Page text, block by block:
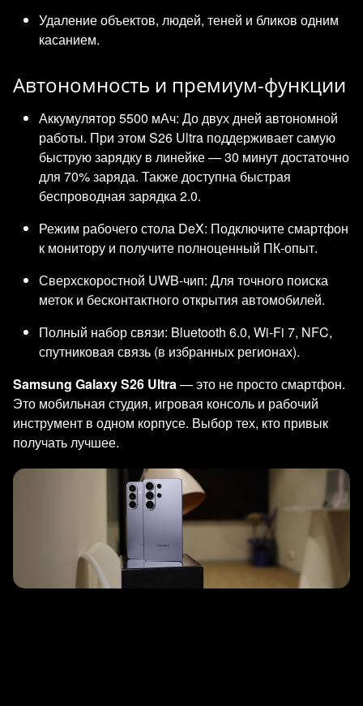
Удаление объектов, людей, теней и бликов одним
касанием.
Автономность и премиум-функции
Аккумулятор 5500 мАч: До двух дней автономной
работы. При этом S26 Ultra поддерживает самую
быструю зарядку в линейке — 30 минут достаточно
для 70% заряда. Также доступна быстрая
беспроводная зарядка 2.0.
Режим рабочего стола DeX: Подключите смартфон
к монитору и получите полноценный ПК-опыт.
Сверхскоростной UWB-чип: Для точного поиска
меток и бесконтактного открытия автомобилей.
Полный набор связи: Bluetooth 6.0, Wi-Fi 7, NFC,
спутниковая связь (в избранных регионах).
Samsung Galaxy S26 Ultra — это не просто смартфон.
Это мобильная студия, игровая консоль и рабочий
инструмент в одном корпусе. Выбор тех, кто привык
получать лучшее.